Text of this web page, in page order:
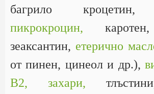
багрило
пикрокроцин,
зеаксантин, етерично
от пинен, цинеол и др.),
В2,
захари,